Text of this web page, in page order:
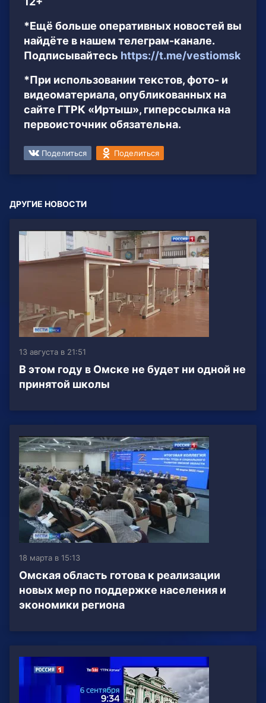
*Ещё больше оперативных новостей вы
найдёте в нашем телеграм-канале.
Подписывайтесь https://t.me/vestiomsk
*При использовании текстов, фото- и
видеоматериала, опубликованных на
сайте ГТРК «Иртыш», гиперссылка на
первоисточник обязательна.
Поделиться Поделиться
ДРУГИЕ НОВОСТИ
13 августа в 21:51
В этом году в Омске не будет ни одной не
принятой школы
18 марта в 15:13
Омская область готова к реализации
новых мер по поддержке населения и
экономики региона